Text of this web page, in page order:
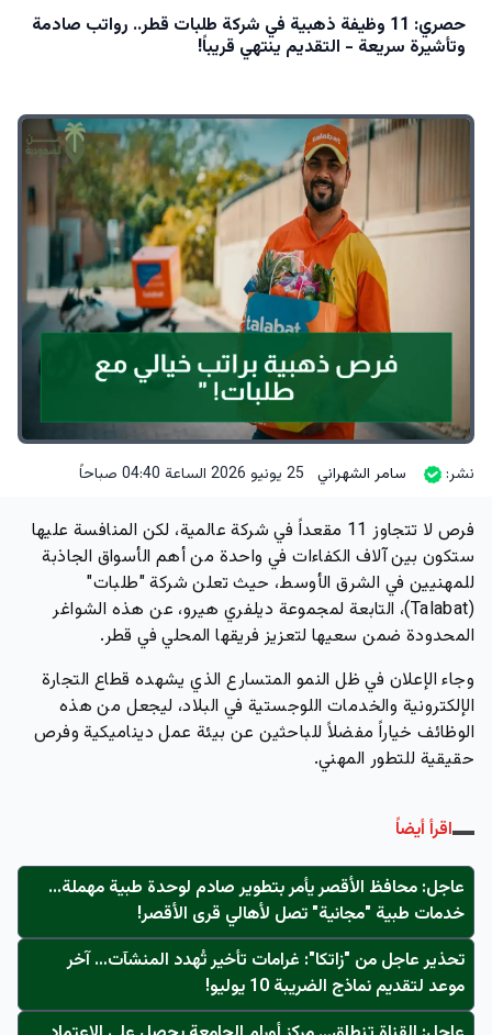
حصري: 11 وظيفة ذهبية في شركة طلبات قطر.. رواتب صادمة
وتأشيرة سريعة - التقديم ينتهي قريباً!
نشر: سامر الشهراني 25 يونيو 2026 الساعة 04:40 صباحاً
فرص لا تتجاوز 11 مقعداً في شركة عالمية، لكن المنافسة عليها
ستكون بين آلاف الكفاءات في واحدة من أهم الأسواق الجاذبة
للمهنيين في الشرق الأوسط، حيث تعلن شركة "طلبات"
(Talabat)
، التابعة لمجموعة ديلفري هيرو، عن هذه الشواغر
المحدودة ضمن سعيها لتعزيز فريقها المحلي في قطر.
وجاء الإعلان في ظل النمو المتسارع الذي يشهده قطاع التجارة
الإلكترونية والخدمات اللوجستية في البلاد، ليجعل من هذه
الوظائف خياراً مفضلاً للباحثين عن بيئة عمل ديناميكية وفرص
حقيقية للتطور المهني.
اقرأ أيضاً
عاجل: محافظ الأقصر يأمر بتطوير صادم لوحدة طبية مهملة...
خدمات طبية "مجانية" تصل لأهالي قرى الأقصر!
تحذير عاجل من "زاتكا": غرامات تأخير تُهدد المنشآت… آخر
موعد لتقديم نماذج الضريبة 10 يوليو!